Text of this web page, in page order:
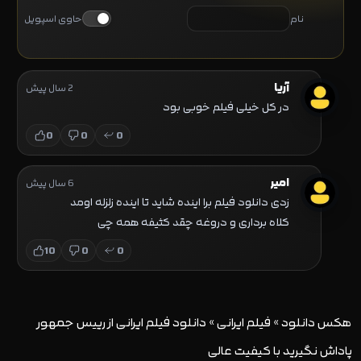
نام حاوی اسپویل
آریا 2 سال پیش
در کل خیلی فیلم خوبی بود
0 0 0
امیر 6 سال پیش
زدی دانلود فیلم برا اینده شاید تا اینده زلزله اومد
کلاه برداری و دروغه چقد کثیفه همه چی
10 0 0
هکس دانلود»فیلم ایرانی»دانلود فیلم ایرانی از رییس جمهور
پاداش نگیرید با کیفیت عالی